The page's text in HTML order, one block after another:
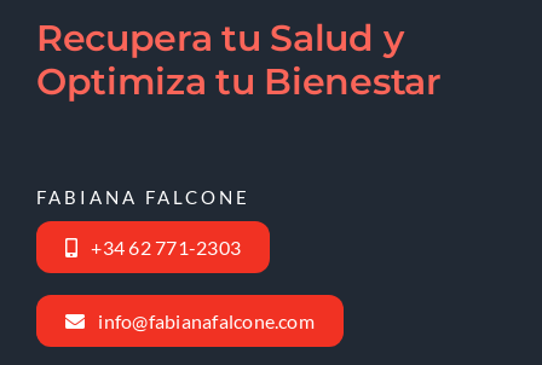
Recupera tu Salud y
Optimiza tu Bienestar
FABIANA FALCONE
+34 62 771-2303
info@fabianafalcone.com